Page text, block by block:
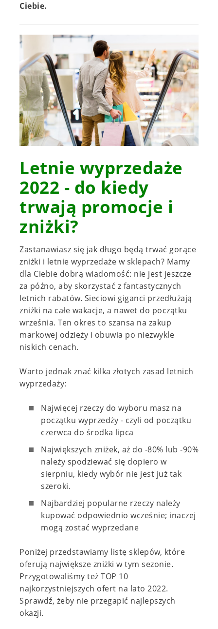
Ciebie.
Letnie wyprzedaże
2022 - do kiedy
trwają promocje i
zniżki?
Zastanawiasz się jak długo będą trwać gorące
zniżki i letnie wyprzedaże w sklepach? Mamy
dla Ciebie dobrą wiadomość: nie jest jeszcze
za późno, aby skorzystać z fantastycznych
letnich rabatów. Sieciowi giganci przedłużają
zniżki na całe wakacje, a nawet do początku
września. Ten okres to szansa na zakup
markowej odzieży i obuwia po niezwykle
niskich cenach.
Warto jednak znać kilka złotych zasad letnich
wyprzedaży:
Najwięcej rzeczy do wyboru masz na
początku wyprzedży - czyli od początku
czerwca do środka lipca
Największych zniżek, aż do -80% lub -90%
należy spodziewać się dopiero w
sierpniu, kiedy wybór nie jest już tak
szeroki.
Najbardziej popularne rzeczy należy
kupować odpowiednio wcześnie; inaczej
mogą zostać wyprzedane
Poniżej przedstawiamy listę sklepów, które
oferują największe zniżki w tym sezonie.
Przygotowaliśmy też TOP 10
najkorzystniejszych ofert na lato 2022.
Sprawdź, żeby nie przegapić najlepszych
okazji.